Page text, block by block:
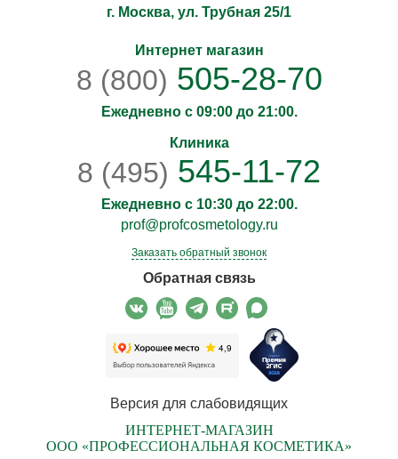
г. Москва, ул. Трубная 25/1
Интернет магазин
8 (800) 505-28-70
Ежедневно с 09:00 до 21:00.
Клиника
8 (495) 545-11-72
Ежедневно с 10:30 до 22:00.
prof@profcosmetology.ru
Заказать обратный звонок
Обратная связь
Версия для слабовидящих
ИНТЕРНЕТ-МАГАЗИН
ООО «ПРОФЕССИОНАЛЬНАЯ КОСМЕТИКА»